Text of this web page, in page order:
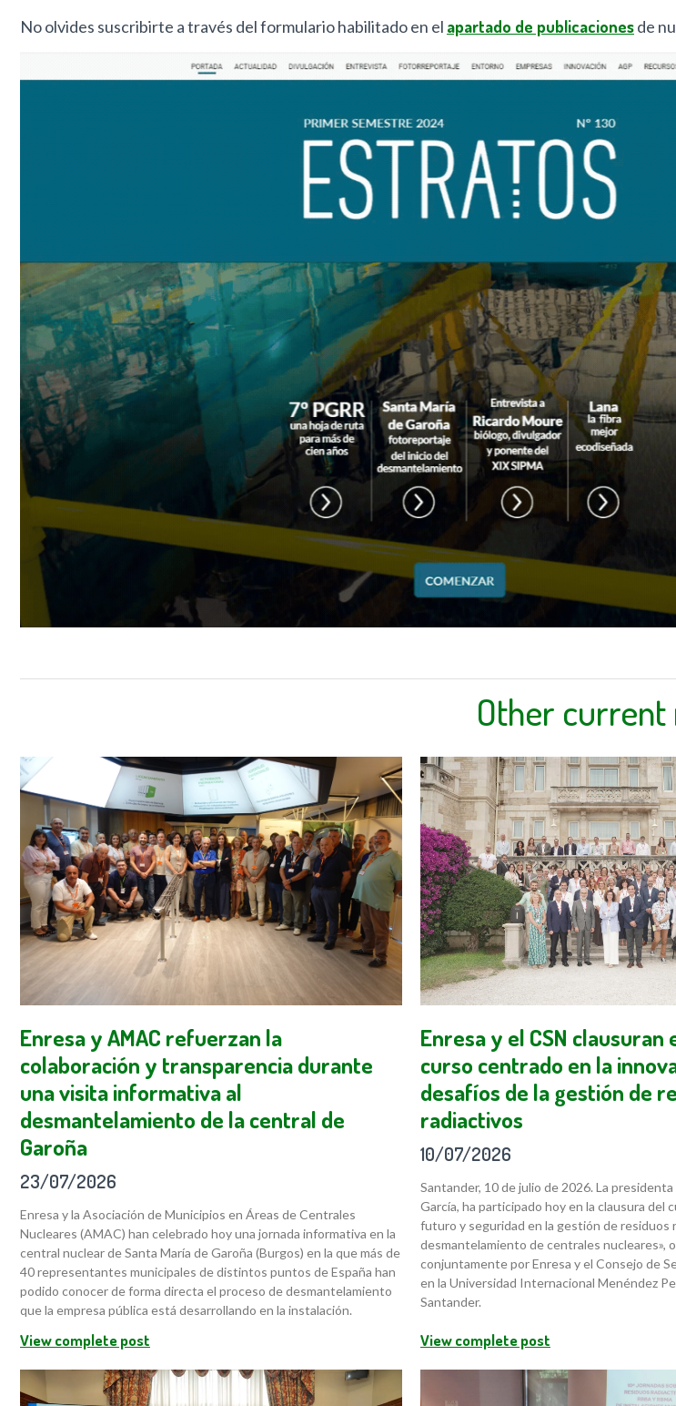
No olvides suscribirte a través del formulario habilitado en el apartado de publicacionesde
Other current
Enresa y AMAC refuerzan la
colaboración y transparencia durante
una visita informativa al
desmantelamiento de la central de
Garoña
23/07/2026
Enresa y la Asociación de Municipios en Áreas de Centrales
Nucleares (AMAC) han celebrado hoy una jornada informativa en la
central nuclear de Santa María de Garoña (Burgos) en la que más de
40 representantes municipales de distintos puntos de España han
podido conocer de forma directa el proceso de desmantelamiento
que la empresa pública está desarrollando en la instalación.
View complete post
Enresa y el CSN clausuran
curso centrado en la
desafíos de la gestión de
radiactivos
10/07/2026
Santander, 10 de julio de 2026. La presidenta
García, ha participado hoy en la clausura del
futuro y seguridad en la gestión de residuos
desmantelamiento de centrales nucleares»,
conjuntamente por Enresa y el Consejo de
en la Universidad Internacional Menéndez
Santander.
View complete post